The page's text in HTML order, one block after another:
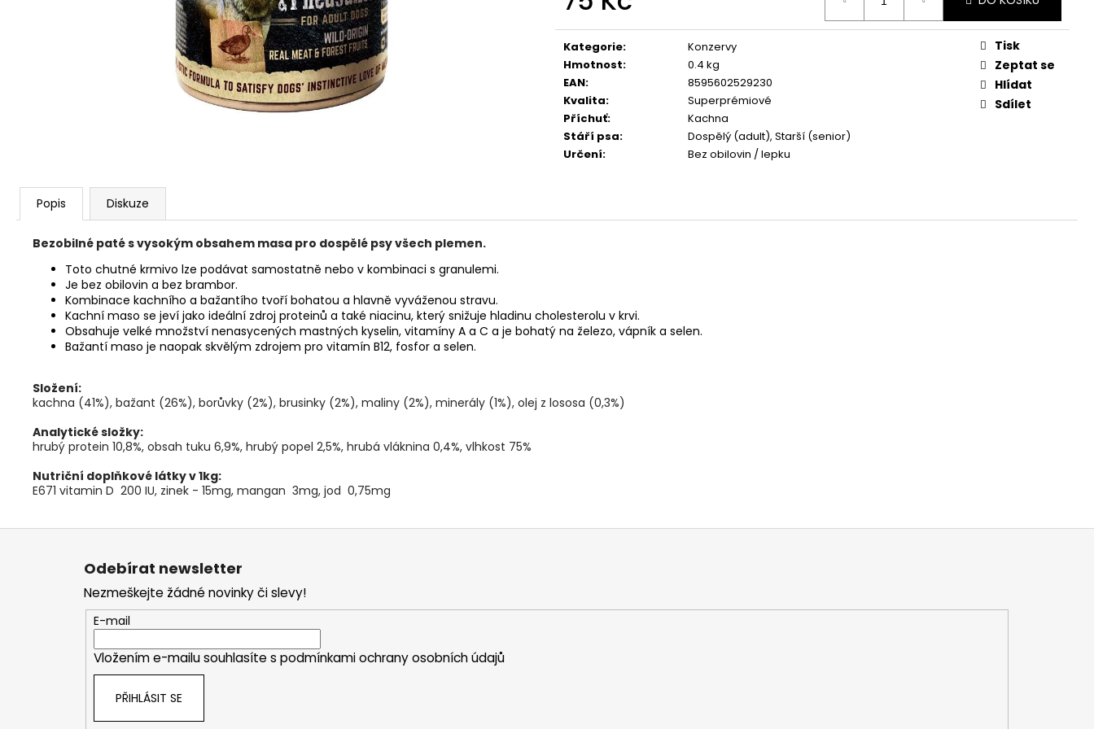
cena:
Kategorie:
Konzervy
Hmotnost:
0.4 kg
EAN:
8595602529230
Kvalita:
Superprémiové
Příchuť:
Kachna
Stáří psa:
Dospělý (adult), Starší (senior)
Určení: Bez obilovin / lepku
Tisk
Zeptat se
Hlídat
Sdílet
Popis Diskuze
Bezobilné paté s vysokým obsahem masa pro dospělé psy všech plemen.
Toto chutné krmivo lze podávat samostatně nebo v kombinaci s granulemi.
Je bez obilovin a bez brambor.
Kombinace kachního a bažantího tvoří bohatou a hlavně vyváženou stravu.
Kachní maso se jeví jako ideální zdroj proteinů a také niacinu, který snižuje hladinu cholesterolu v krvi.
Obsahuje velké množství nenasycených mastných kyselin, vitamíny A a C a je bohatý na železo, vápník a selen.
Bažantí maso je naopak skvělým zdrojem pro vitamín B12, fosfor a selen.
Složení:
kachna (41%), bažant (26%), borůvky (2%), brusinky (2%), maliny (2%), minerály (1%), olej z lososa (0,3%)
Analytické složky:
hrubý protein 10,8%, obsah tuku 6,9%, hrubý popel 2,5%, hrubá vláknina 0,4%, vlhkost 75%
Nutriční doplňkové látky v 1kg:
E671 vitamin D 200 IU, zinek - 15mg, mangan 3mg, jod 0,75mg
JOSERA MEAT BITES MINI BEEF 70G
CALIBRA JOY DOG YUMMY CHICKEN
AND SALMON TREAT 100G
79 Kč
CALIBRA JOY DOG YUMMY TUNA TREAT
Z
Odebírat newsletter
Nezmeškejte žádné novinky či slevy!
E-mail
Vložením e-mailu souhlasíte s podmínkami ochrany osobních údajů
PŘIHLÁSIT SE